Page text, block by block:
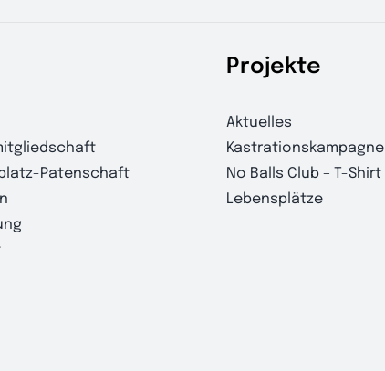
Patenschaft
Projekte
Aktuelles
Kastrationskampagne
No Balls Club – T-Shirt
Lebensplätze